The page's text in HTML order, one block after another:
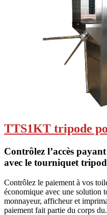
TTS1KT tripode
Contrôlez l’accès
avec le tourniquet
Contrôlez le paiement à vos
économique avec une solution
monnayeur, afficheur et
paiement fait partie du corps